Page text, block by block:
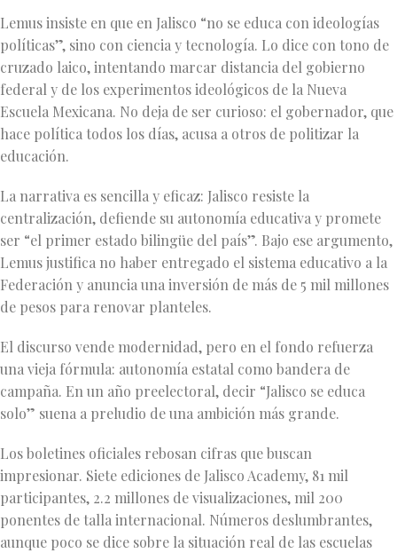
Lemus insiste en que en Jalisco “no se educa con ideologías
políticas”, sino con ciencia y tecnología. Lo dice con tono de
cruzado laico, intentando marcar distancia del gobierno
federal y de los experimentos ideológicos de la Nueva
Escuela Mexicana. No deja de ser curioso: el gobernador, que
hace política todos los días, acusa a otros de politizar la
educación.
La narrativa es sencilla y eficaz: Jalisco resiste la
centralización, defiende su autonomía educativa y promete
ser “el primer estado bilingüe del país”. Bajo ese argumento,
Lemus justifica no haber entregado el sistema educativo a la
Federación y anuncia una inversión de más de 5 mil millones
de pesos para renovar planteles.
El discurso vende modernidad, pero en el fondo refuerza
una vieja fórmula: autonomía estatal como bandera de
campaña. En un año preelectoral, decir “Jalisco se educa
solo” suena a preludio de una ambición más grande.
Los boletines oficiales rebosan cifras que buscan
impresionar. Siete ediciones de Jalisco Academy, 81 mil
participantes, 2.2 millones de visualizaciones, mil 200
ponentes de talla internacional. Números deslumbrantes,
aunque poco se dice sobre la situación real de las escuelas